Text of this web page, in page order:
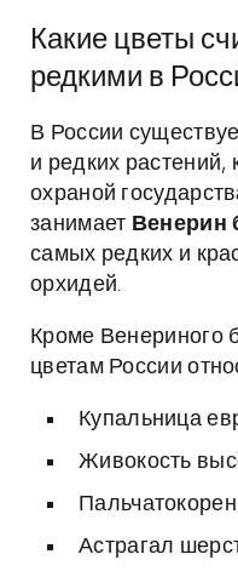
Какие цветы
редкими в
В России
и редких растений,
охраной
занимает Венерин
самых редких и
орхидей.
Кроме Венериного
цветам России
Купальница
Живокость
Астрагал